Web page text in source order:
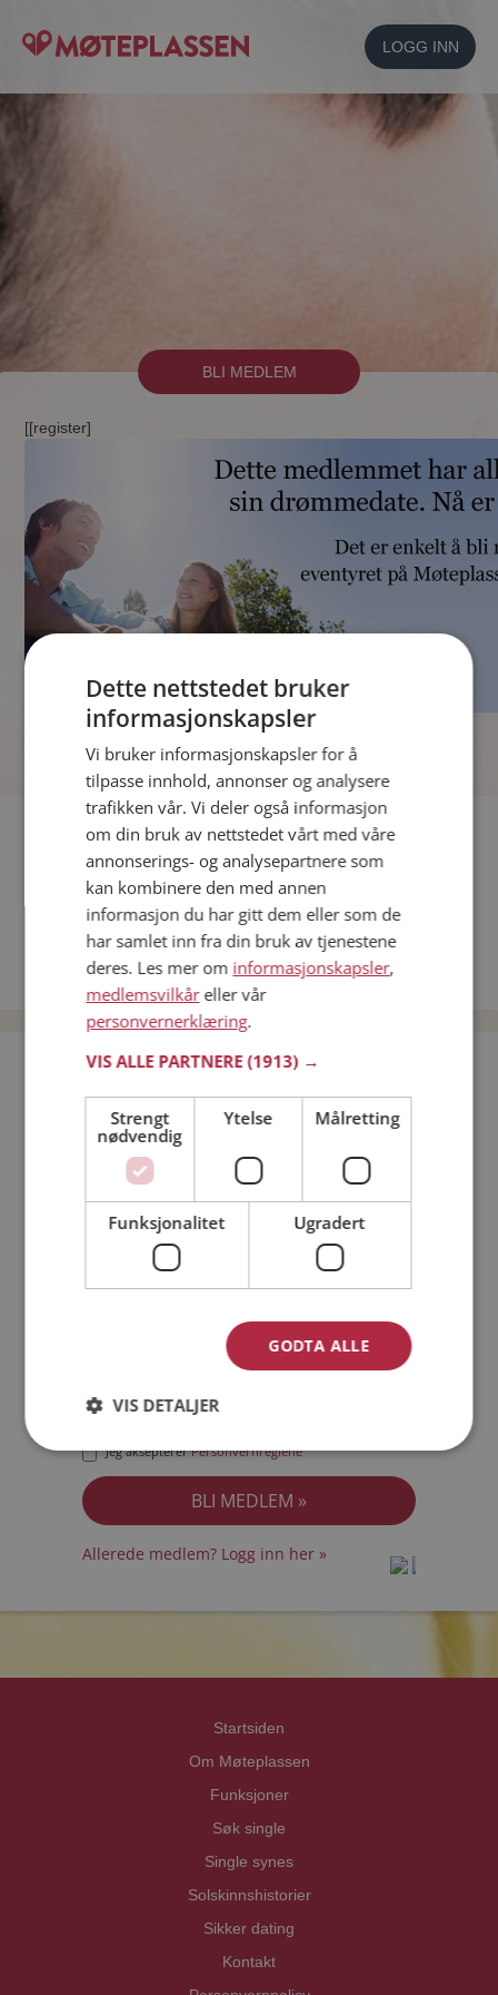
LOGG INN
BLI MEDLEM
[[register]
Fler single
Andre single fra Ålesund
Menn fra Ålesund
Date kvinner i Norge
Date menn i Norge
Bli medlem gratis!
Jeg er en:
Jeg akseptererPersonvernreglene
Allerede medlem? Logg inn her »
Startsiden
Om Møteplassen
Funksjoner
Søk single
Single synes
Solskinnshistorier
Sikker dating
Kontakt
Dette nettstedet bruker
informasjonskapsler
Vi bruker informasjonskapsler for å
tilpasse innhold, annonser og analysere
trafikken vår. Vi deler også informasjon
om din bruk av nettstedet vårt med våre
annonserings- og analysepartnere som
kan kombinere den med annen
informasjon du har gitt dem eller som de
har samlet inn fra din bruk av tjenestene
deres. Les mer om informasjonskapsler,
medlemsvilkåreller vår
personvernerklæring.
VIS ALLE PARTNERE(1913) →
Strengt
nødvendig
Ytelse Målretting
Funksjonalitet Ugradert
GODTA ALLE
VIS DETALJER